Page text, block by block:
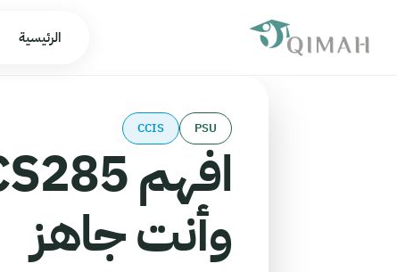
الرئيسية
PSU
CCIS
وأنت جاهز